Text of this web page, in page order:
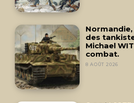
Normandie,
des
Michael
combat.
8 AOÛT 2026